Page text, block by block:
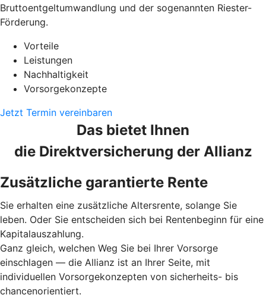
Bruttoentgeltumwandlung und der sogenannten Riester-
Förderung.
Vorteile
Leistungen
Nachhaltigkeit
Vorsorgekonzepte
Jetzt Termin vereinbaren
Das bietet Ihnen
die Direktversicherung der Allianz
Zusätzliche garantierte Rente
Sie erhalten eine zusätzliche Altersrente, solange Sie
leben. Oder Sie entscheiden sich bei Rentenbeginn für eine
Kapitalauszahlung.
Ganz gleich, welchen Weg Sie bei Ihrer Vorsorge
einschlagen — die Allianz ist an Ihrer Seite, mit
individuellen Vorsorgekonzepten von sicherheits- bis
chancenorientiert.